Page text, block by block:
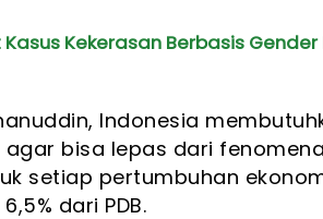
Kasus Kekerasan Berbasis
Indonesia
agar bisa lepas dari
setiap pertumbuhan
dari PDB.